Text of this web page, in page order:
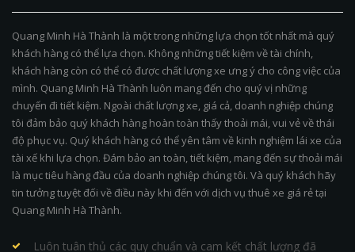
Quang Minh Hà Thành là một trong những lựa chọn tốt nhất mà quý
khách hàng có thể lựa chọn. Không những tiết kiệm về tài chính,
khách hàng còn có thể có được chất lượng xe ưng ý cho công việc của
mình. Quang Minh Hà Thành luôn mang đến cho quý vị những
chuyến đi tiết kiệm. Ngoài chất lượng xe, giá cả, doanh nghiệp chúng
tôi đảm bảo quý khách hàng hoàn toàn thấy thoải mái, vui vẻ về thái
độ phục vụ. Quý khách hàng có thể yên tâm về kinh nghiệm lái xe của
tài xế khi lựa chọn. Đám bảo an toàn, tiết kiệm, mang đến sự thoải mái
là mục tiêu hàng đầu của doanh nghiệp chúng tôi. Và quý khách hãy
tin tưởng tuyệt đối về điều này khi đến với dịch vụ thuê xe giá rẻ tại
Quang Minh Hà Thành.
Luôn tuân thủ các quy chuẩn và cam kết chất lượng đã